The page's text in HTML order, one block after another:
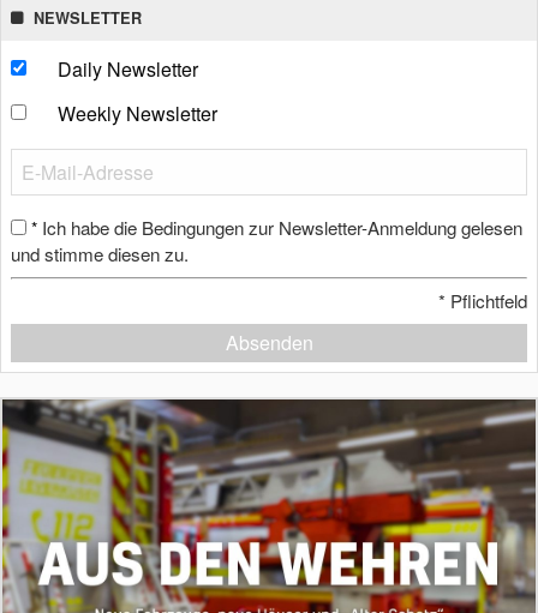
NEWSLETTER
Daily Newsletter
Weekly Newsletter
* Ich habe die Bedingungen zur Newsletter-Anmeldung gelesen
und stimme diesen zu.
* Pflichtfeld
Absenden